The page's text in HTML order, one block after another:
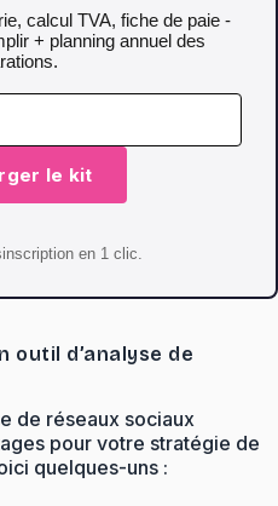
calcul TVA, fiche de paie -
+ planning annuel des
le kit
en 1 clic.
outil d’analyse de
de réseaux sociaux
pour votre stratégie de
quelques-uns :